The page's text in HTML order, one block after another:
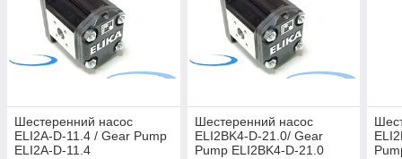
Шестеренний насос
ELI2A-D-11.4 / Gear Pump
ELI2A-D-11.4
Шестеренний насос
ELI2BK4-D-21.0/ Gear
Pump ELI2BK4-D-21.0